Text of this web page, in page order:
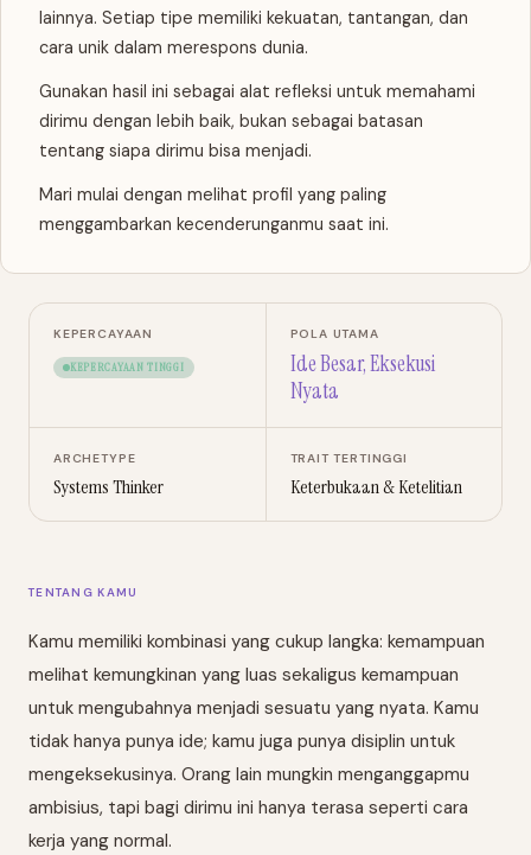
lainnya. Setiap tipe memiliki kekuatan, tantangan, dan
cara unik dalam merespons dunia.
Gunakan hasil ini sebagai alat refleksi untuk memahami
dirimu dengan lebih baik, bukan sebagai batasan
tentang siapa dirimu bisa menjadi.
Mari mulai dengan melihat profil yang paling
menggambarkan kecenderunganmu saat ini.
KEPERCAYAAN
KEPERCAYAAN TINGGI
POLA UTAMA
Ide Besar, Eksekusi
Nyata
ARCHETYPE
Systems Thinker
TRAIT TERTINGGI
Keterbukaan & Ketelitian
TENTANG KAMU
Kamu memiliki kombinasi yang cukup langka: kemampuan
melihat kemungkinan yang luas sekaligus kemampuan
untuk mengubahnya menjadi sesuatu yang nyata. Kamu
tidak hanya punya ide; kamu juga punya disiplin untuk
mengeksekusinya. Orang lain mungkin menganggapmu
ambisius, tapi bagi dirimu ini hanya terasa seperti cara
kerja yang normal.